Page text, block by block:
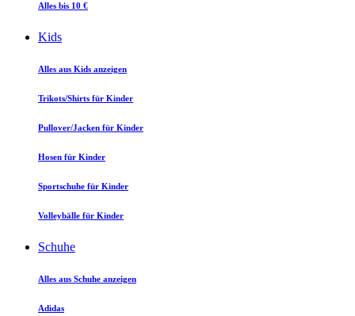
Alles bis 10 €
Kids
Alles aus Kids anzeigen
Trikots/Shirts für Kinder
Pullover/Jacken für Kinder
Hosen für Kinder
Sportschuhe für Kinder
Volleybälle für Kinder
Schuhe
Alles aus Schuhe anzeigen
Adidas